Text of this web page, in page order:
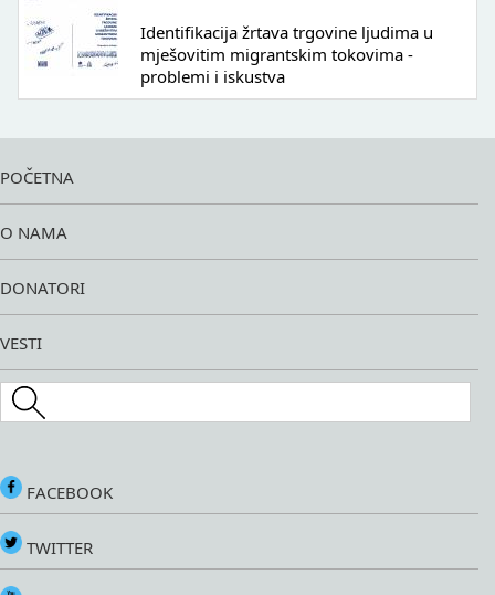
Identifikacija žrtava trgovine ljudima u
mješovitim migrantskim tokovima -
problemi i iskustva
POČETNA
O NAMA
DONATORI
VESTI
Search this site
FACEBOOK
TWITTER